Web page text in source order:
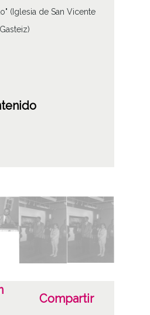
(Iglesia de San Vicente
Territorio Histórico de
Compartir